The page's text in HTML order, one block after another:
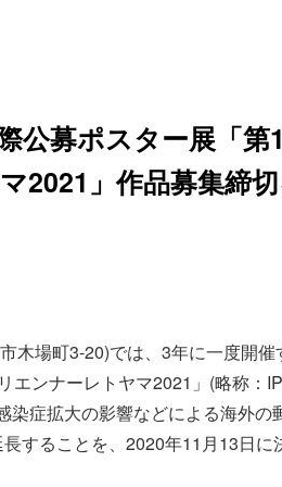
公募ポスター展「
2021」作品募集締
木場町3-20)では、3年に一度開
エンナーレトヤマ2021」(略称：
染症拡大の影響などによる海外
することを、2020年11月13日に